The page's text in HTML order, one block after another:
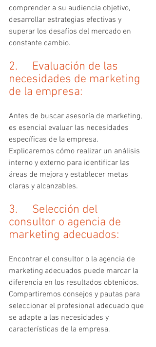
comprender a su audiencia objetivo,
desarrollar estrategias efectivas y
superar los desafíos del mercado en
constante cambio.
2.     Evaluación de las
necesidades de marketing
de la empresa:
Antes de buscar asesoría de marketing,
es esencial evaluar las necesidades
específicas de la empresa.
Explicaremos cómo realizar un análisis
interno y externo para identificar las
áreas de mejora y establecer metas
claras y alcanzables.
3.     Selección del
consultor o agencia de
marketing adecuados:
Encontrar el consultor o la agencia de
marketing adecuados puede marcar la
diferencia en los resultados obtenidos.
Compartiremos consejos y pautas para
seleccionar el profesional adecuado que
se adapte a las necesidades y
características de la empresa.